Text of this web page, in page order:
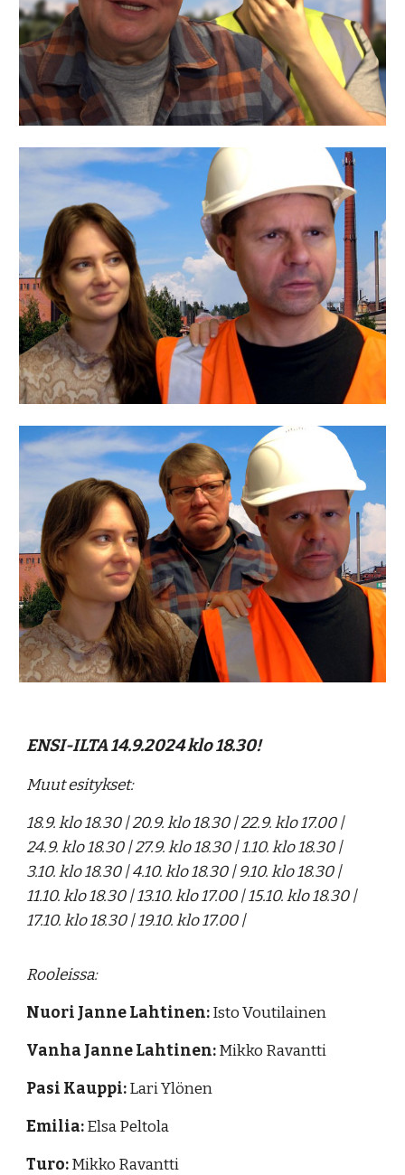
ENSI-ILTA 14.9.2024 klo 18.30!
Muut esitykset:
18.9. klo 18.30 | 20.9. klo 18.30 | 22.9. klo 17.00 |
24.9. klo 18.30 | 27.9. klo 18.30 | 1.10. klo 18.30 |
3.10. klo 18.30 | 4.10. klo 18.30 | 9.10. klo 18.30 |
11.10. klo 18.30 | 13.10. klo 17.00 | 15.10. klo 18.30 |
17.10. klo 18.30 | 19.10. klo 17.00 |
Rooleissa:
Nuori Janne Lahtinen:Isto Voutilainen
Vanha Janne Lahtinen:Mikko Ravantti
Pasi Kauppi:Lari Ylönen
Emilia:Elsa Peltola
Turo:Mikko Ravantti